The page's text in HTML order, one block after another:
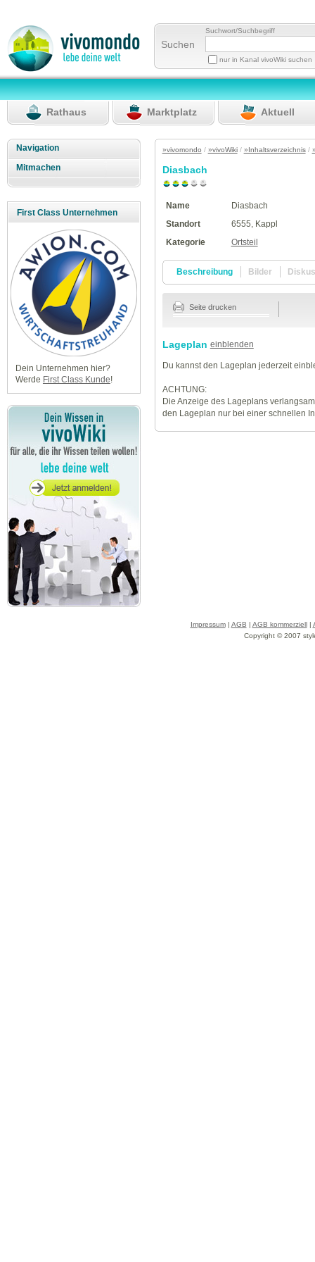
Suchen
Suchwort/Suchbegriff
nur in Kanal vivoWiki suchen
Rathaus Marktplatz Aktuell
Navigation
Mitmachen
First Class Unternehmen
Dein Unternehmen hier?
Werde First Class Kunde!
»vivomondo / »vivoWiki/ »Inhaltsverzeichnis/
Diasbach
Name
Diasbach
Standort
6555, Kappl
Kategorie
Ortsteil
Beschreibung Bilder
Seite drucken
Lageplan einblenden
Du kannst den Lageplan jederzeit
ACHTUNG:
Die Anzeige des Lageplans
den Lageplan nur bei einer schnellen
Impressum| AGB | AGB kommerziell|
Copyright © 2007